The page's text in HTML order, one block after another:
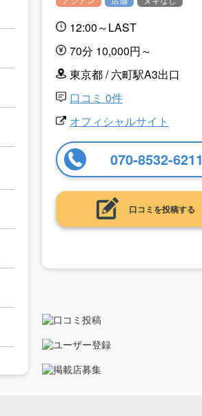
12:00～LAST
70分 10,000円～
東京都 / 六町駅A3出口
口コミ 0件
オフィシャルサイト
070-8532-6211
口コミを投稿する